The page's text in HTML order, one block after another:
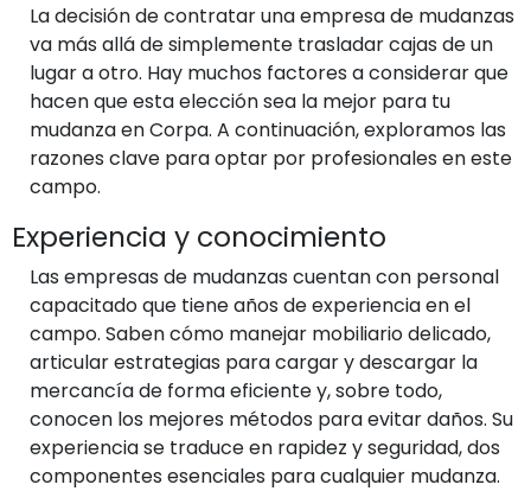
La decisión de contratar una empresa de mudanzas
va más allá de simplemente trasladar cajas de un
lugar a otro. Hay muchos factores a considerar que
hacen que esta elección sea la mejor para tu
mudanza en Corpa. A continuación, exploramos las
razones clave para optar por profesionales en este
campo.
Experiencia y conocimiento
Las empresas de mudanzas cuentan con personal
capacitado que tiene años de experiencia en el
campo. Saben cómo manejar mobiliario delicado,
articular estrategias para cargar y descargar la
mercancía de forma eficiente y, sobre todo,
conocen los mejores métodos para evitar daños. Su
experiencia se traduce en rapidez y seguridad, dos
componentes esenciales para cualquier mudanza.